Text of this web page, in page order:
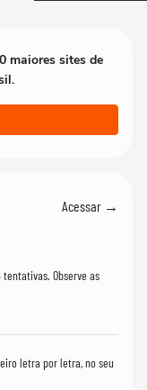
maiores sites de
Acessar →
Observe as
letra por letra, no seu